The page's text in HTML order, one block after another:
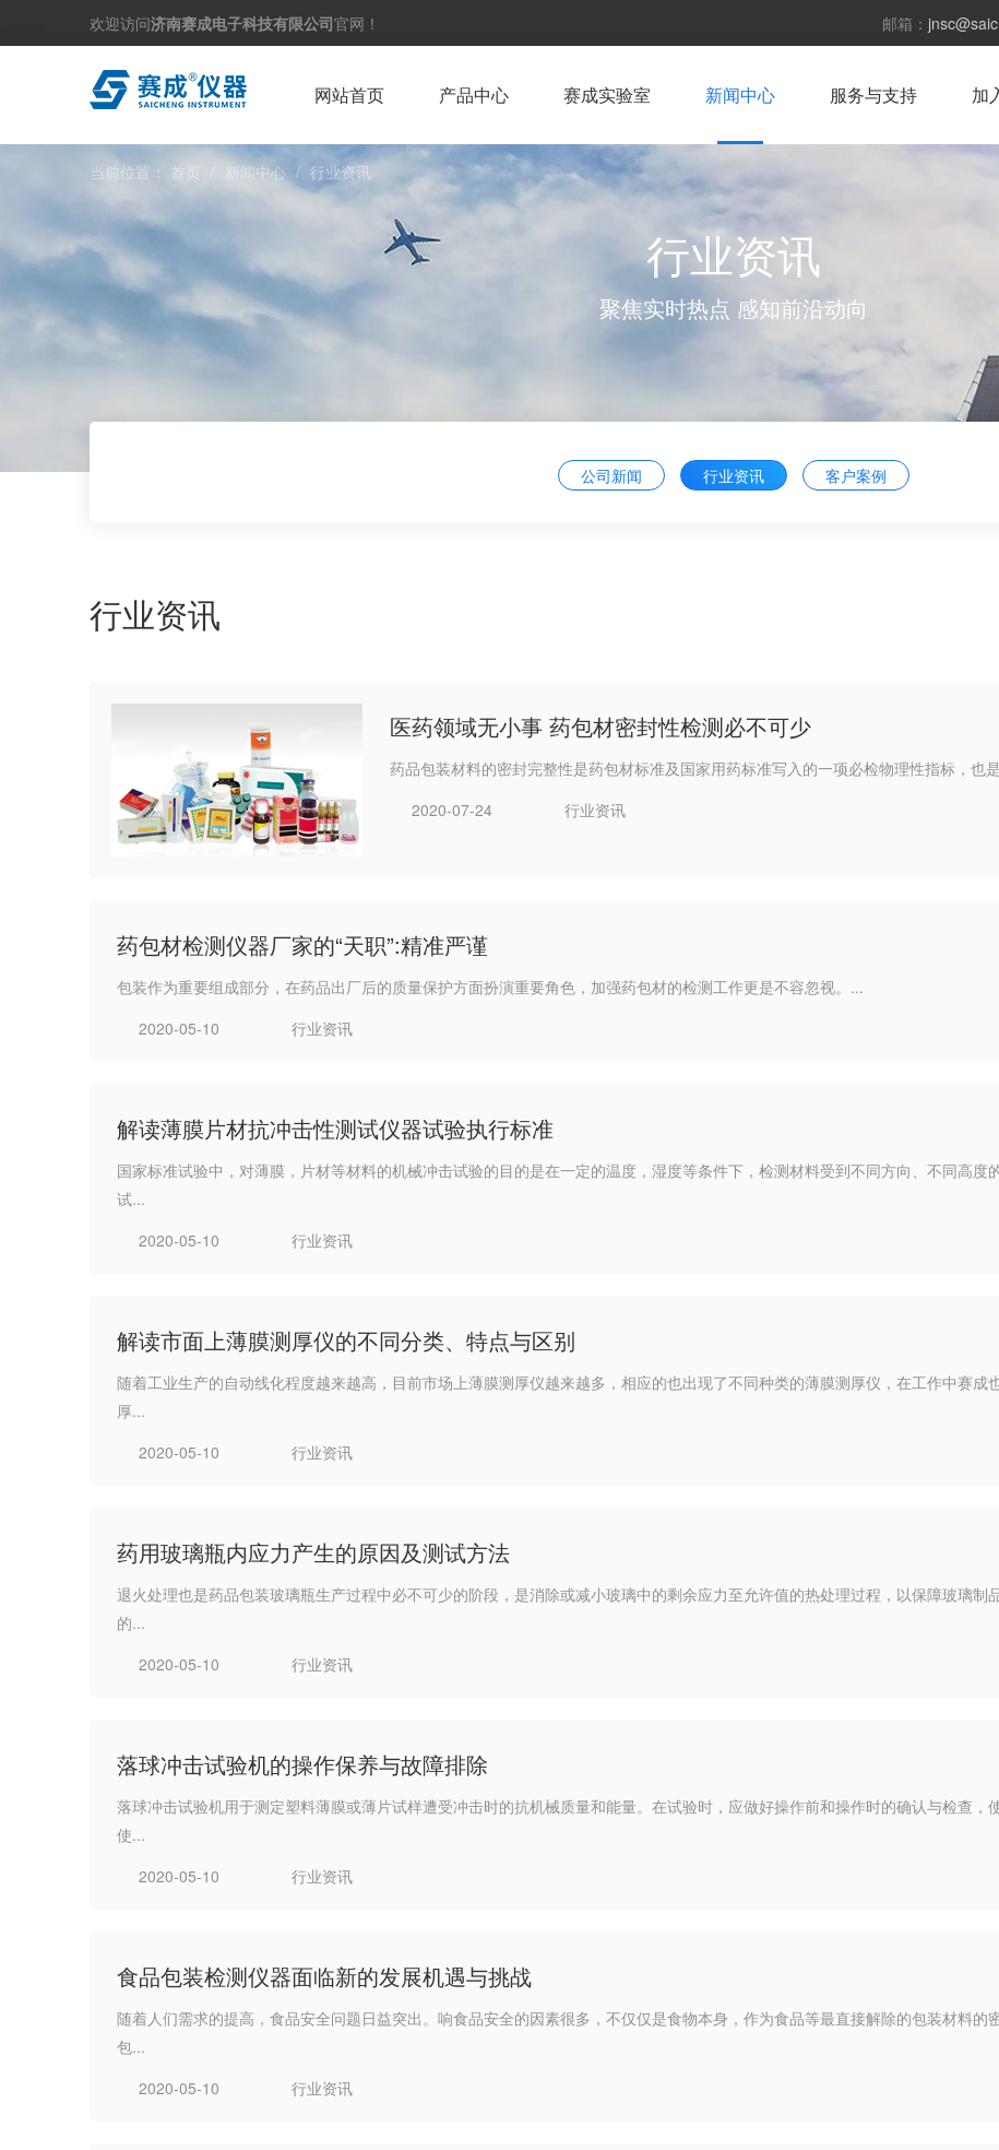
欢迎访问济南赛成电子科技有限公司官网！ 邮箱：
网站首页 产品中心 赛成实验室 新闻中心 服务与支持 加
当前位置： 首页 新闻中心 / 行业资讯
行业资讯
聚焦实时热点 感知前沿动向
公司新闻 行业资讯 客户案例
行业资讯
医药领域无小事 药包材密封性检测必不可少
药品包装材料的密封完整性是药包材标准及国家用药标准写入的一项必检物理性指标，也
2020-07-24
行业资讯
药包材检测仪器厂家的“天职”:精准严谨
包装作为重要组成部分，在药品出厂后的质量保护方面扮演重要角色，加强药包材的检测工作更是不容忽视。...
2020-05-10
行业资讯
解读薄膜片材抗冲击性测试仪器试验执行标准
国家标准试验中，对薄膜，片材等材料的机械冲击试验的目的是在一定的温度，湿度等条件下，检测材料受到不同方向、不同高
试...
2020-05-10
行业资讯
解读市面上薄膜测厚仪的不同分类、特点与区别
随着工业生产的自动线化程度越来越高，目前市场上薄膜测厚仪越来越多，相应的也出现了不同种类的薄膜测厚仪，在工作中赛
厚...
2020-05-10
行业资讯
药用玻璃瓶内应力产生的原因及测试方法
退火处理也是药品包装玻璃瓶生产过程中必不可少的阶段，是消除或减小玻璃中的剩余应力至允许值的热处理过程，以保障玻璃
的...
2020-05-10
行业资讯
落球冲击试验机的操作保养与故障排除
落球冲击试验机用于测定塑料薄膜或薄片试样遭受冲击时的抗机械质量和能量。在试验时，应做好操作前和操作时的确认与检查
使...
2020-05-10
行业资讯
食品包装检测仪器面临新的发展机遇与挑战
随着人们需求的提高，食品安全问题日益突出。响食品安全的因素很多，不仅仅是食物本身，作为食品等最直接解除的包装材料
包...
2020-05-10
行业资讯